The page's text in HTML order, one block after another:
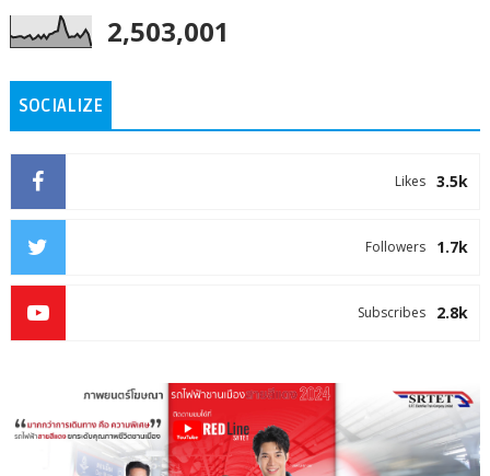
2,503,001
SOCIALIZE
3.5k
Likes
1.7k
Followers
2.8k
Subscribes